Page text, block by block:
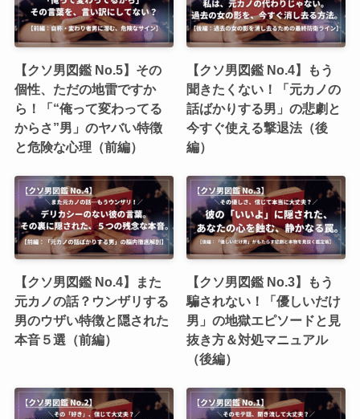
【クソ男図鑑 No.5】その
個性、ただの地雷ですか
ら！「“俺って変わってる
からさ”男」のヤバい特徴
と危険な心理（前編）
【クソ男図鑑 No.4】もう
聞きたくない！「元カノの
話ばかりする男」の悲劇と
今すぐ使える撃退法（後
編）
【クソ男図鑑 No.4】また
元カノの話？ウンザリする
男のウザい特徴と隠された
本音５選（前編）
【クソ男図鑑 No.3】もう
騙されない！「優しいだけ
男」の地獄エピソードと見
抜き方＆対処マニュアル
（後編）